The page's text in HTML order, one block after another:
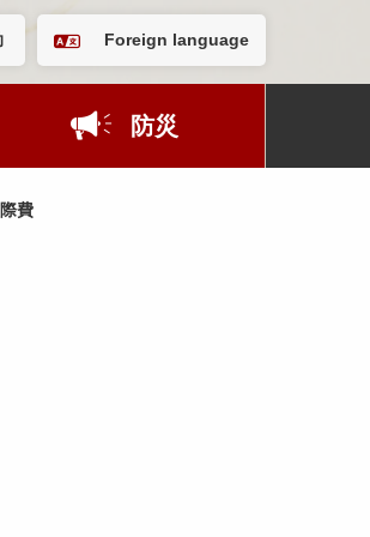
Foreign language
防災
費